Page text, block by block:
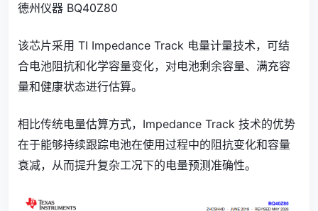
德州仪器 BQ40Z80
该芯片采用 TI Impedance Track 电量计量技术，可结
合电池阻抗和化学容量变化，对电池剩余容量、满充容
量和健康状态进行估算。
相比传统电量估算方式，Impedance Track 技术的优势
在于能够持续跟踪电池在使用过程中的阻抗变化和容量
衰减，从而提升复杂工况下的电量预测准确性。